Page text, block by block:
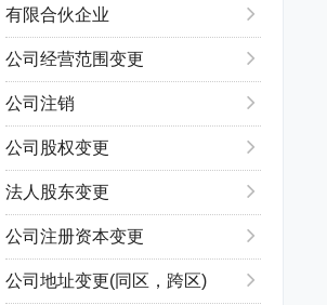
有限合伙企业
公司经营范围变更
公司注销
公司股权变更
法人股东变更
公司注册资本变更
公司地址变更(同区，跨区)